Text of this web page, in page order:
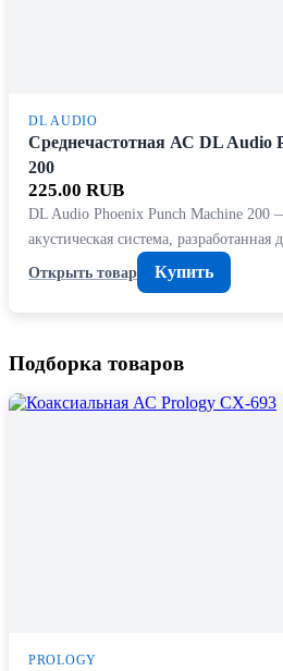
DL AUDIO
Среднечастотная АС DL Audio
200
225.00 RUB
DL Audio Phoenix Punch Machine 200
акустическая система, разработанная
Открыть товар
Купить
Подборка товаров
PROLOGY